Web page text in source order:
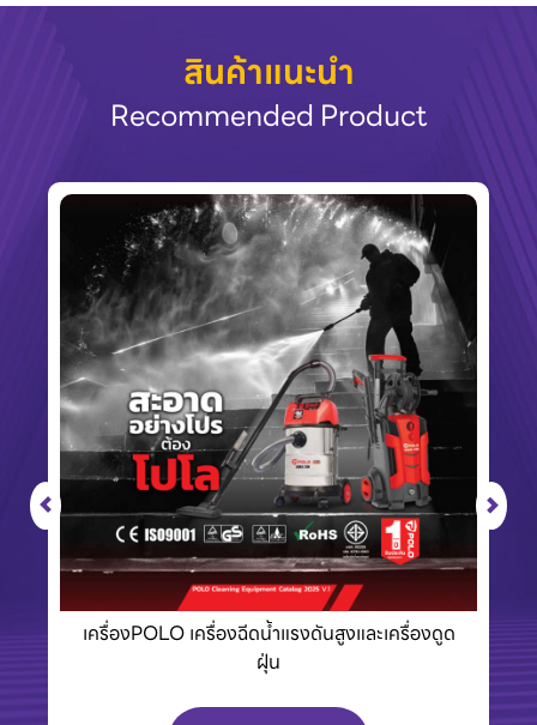
สินค้าแนะนำ
Recommended Product
Eurovent พัดลมอุตสาหกรรมและพัดลมระบาย
อากาศพร้อมบานเกล็ด